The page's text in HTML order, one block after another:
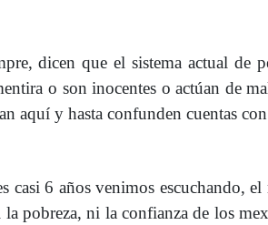
dicen que el sistema actual de
o son inocentes o actúan de
aquí y hasta confunden cuentas con
casi 6 años venimos escuchando,
pobreza, ni la confianza de los